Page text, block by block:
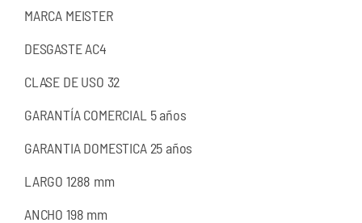
MARCA MEISTER
DESGASTEAC4
CLASE DE USO 32
GARANTÍA COMERCIAL 5 años
GARANTIA DOMESTICA 25 años
LARGO 1288 mm
ANCHO 198 mm